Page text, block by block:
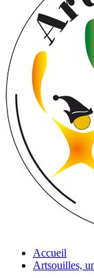
Accueil
Artsouilles,